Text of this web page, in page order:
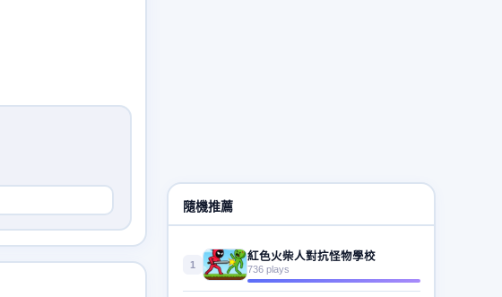
隨機推薦
1
紅色火柴人對抗怪物學校
736 plays